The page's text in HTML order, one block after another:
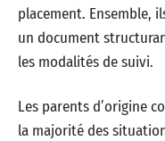
placement. Ensemble,
un document
les modalités de suivi.
Les parents d’origine
la majorité des